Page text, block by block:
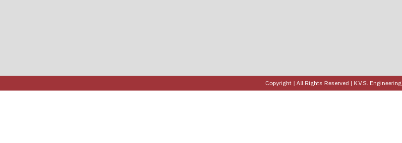
Copyright | All Rights Reserved | K.V.S. Engineering